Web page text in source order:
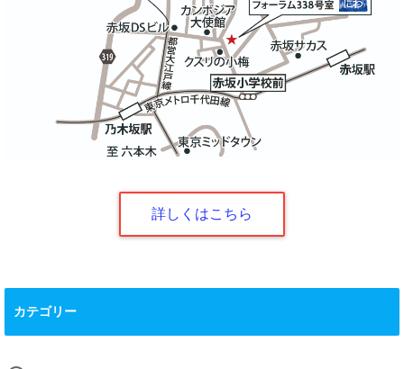
詳しくはこちら
カテゴリー